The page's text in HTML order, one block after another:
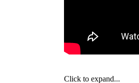
Click to expand...